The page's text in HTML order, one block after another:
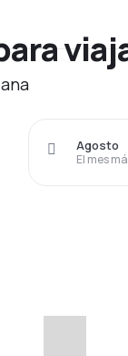
El mes
Agosto